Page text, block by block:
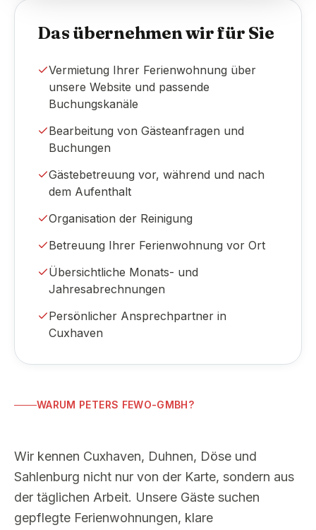
Das übernehmen wir für Sie
Vermietung Ihrer Ferienwohnung über
unsere Website und passende
Buchungskanäle
Bearbeitung von Gästeanfragen und
Buchungen
Gästebetreuung vor, während und nach
dem Aufenthalt
Organisation der Reinigung
Betreuung Ihrer Ferienwohnung vor Ort
Übersichtliche Monats- und
Jahresabrechnungen
Persönlicher Ansprechpartner in
Cuxhaven
WARUM PETERS FEWO-GMBH?
Wir kennen Cuxhaven, Duhnen, Döse und
Sahlenburg nicht nur von der Karte, sondern aus
der täglichen Arbeit. Unsere Gäste suchen
gepflegte Ferienwohnungen, klare